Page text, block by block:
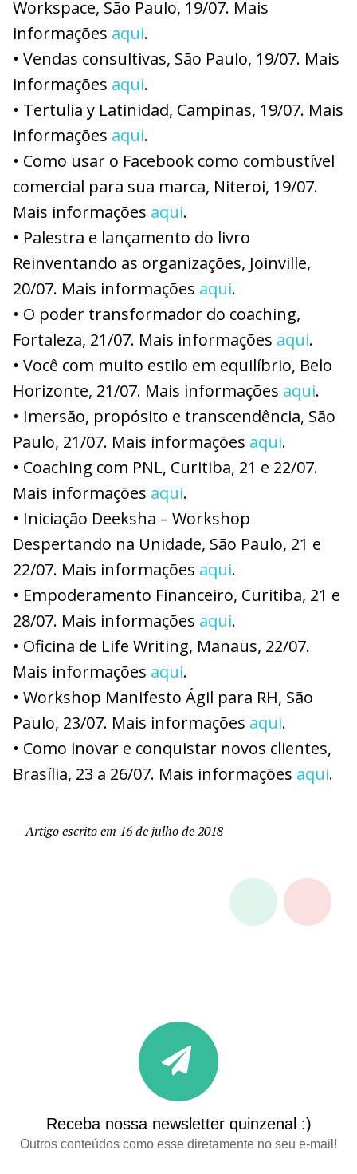
Workspace, São Paulo, 19/07. Mais
informações aqui.
• Vendas consultivas, São Paulo, 19/07. Mais
informações aqui.
• Tertulia y Latinidad, Campinas, 19/07. Mais
informações aqui.
• Como usar o Facebook como combustível
comercial para sua marca, Niteroi, 19/07.
Mais informações aqui.
• Palestra e lançamento do livro
Reinventando as organizações, Joinville,
20/07. Mais informações aqui.
• O poder transformador do coaching,
Fortaleza, 21/07. Mais informações aqui.
• Você com muito estilo em equilíbrio, Belo
Horizonte, 21/07. Mais informações aqui.
• Imersão, propósito e transcendência, São
Paulo, 21/07. Mais informações aqui.
• Coaching com PNL, Curitiba, 21 e 22/07.
Mais informações aqui.
• Iniciação Deeksha – Workshop
Despertando na Unidade, São Paulo, 21 e
22/07. Mais informações aqui.
• Empoderamento Financeiro, Curitiba, 21 e
28/07. Mais informações aqui.
• Oficina de Life Writing, Manaus, 22/07.
Mais informações aqui.
• Workshop Manifesto Ágil para RH, São
Paulo, 23/07. Mais informações aqui.
• Como inovar e conquistar novos clientes,
Brasília, 23 a 26/07. Mais informações aqui.
Artigo escrito em 16 de julho de 2018
Receba nossa newsletter quinzenal :)
Outros conteúdos como esse diretamente no seu e-mail!